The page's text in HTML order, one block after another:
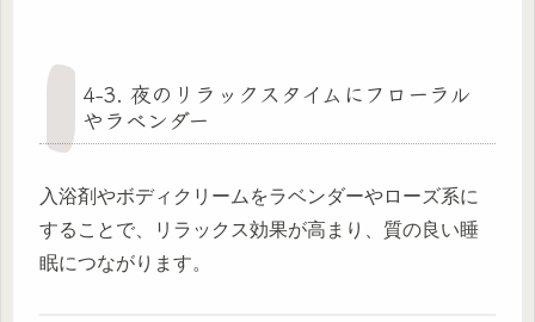
4-3. 夜のリラックスタイムにフローラル
やラベンダー
入浴剤やボディクリームをラベンダーやローズ系に
することで、リラックス効果が高まり、質の良い睡
眠につながります。